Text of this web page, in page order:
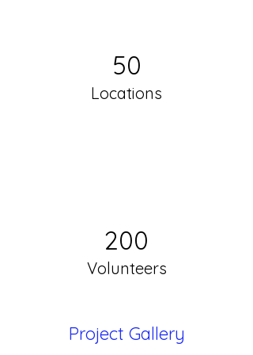
50
Locations
200
Volunteers
Project Gallery